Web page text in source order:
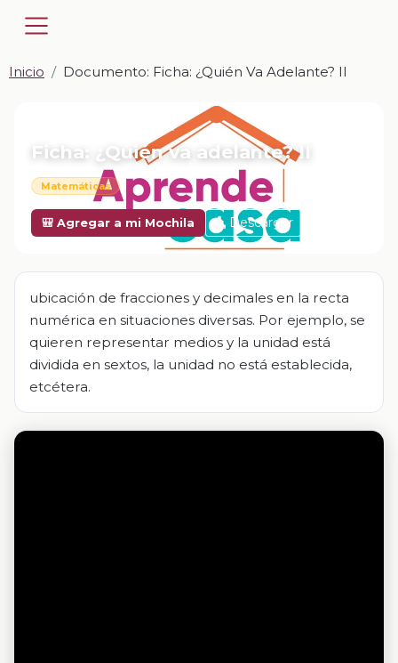
Inicio Documento: Ficha: ¿Quién Va Adelante? II
📎 DOCUMENTO · DOCX
Ficha: ¿Quién va adelante? II
Matemáticas
🎒 Agregar a mi Mochila Descargar
ubicación de fracciones y decimales en la recta
numérica en situaciones diversas. Por ejemplo, se
quieren representar medios y la unidad está
dividida en sextos, la unidad no está establecida,
etcétera.